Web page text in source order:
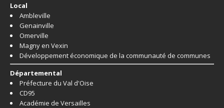
Local
Ambleville
Genainville
Omerville
Magny en Vexin
Développement économique de la communauté de communes
Départemental
Préfecture du Val d'Oise
CD95
Académie de Versailles